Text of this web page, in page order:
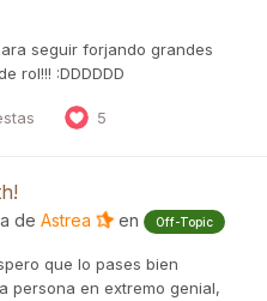
seguir forjando grandes
rol!!! :DDDDDD
5
de Astrea en Off-Topic
que lo pases bien
persona en extremo genial,